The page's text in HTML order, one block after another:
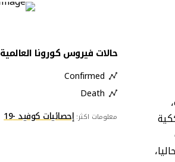
السككية
بدل 51 في المائة حاليا،
حالات فيروس كورونا العالمية
Confirmed
Death
معلومات اكثر:إحصائيات كوفيد -19